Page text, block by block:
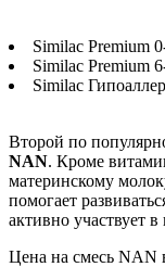
Similac Premium
Similac Premium
Similac
Второй по
NAN. Кроме
материнскому
помогает
активно участвует
Цена на смесь NAN